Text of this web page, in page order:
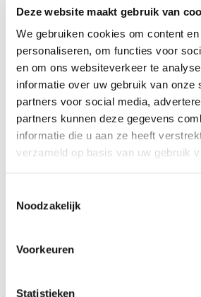
Deze website maakt gebruik van
We gebruiken cookies om content
personaliseren, om functies voor
en om ons websiteverkeer te
informatie over uw gebruik van onze
partners voor social media,
partners kunnen deze gegevens
informatie die u aan ze heeft
verzameld op basis van uw gebruik
Noodzakelijk
Voorkeuren
Statistieken
anderelaurier (prunus), coniferen
nauwkeurig door ons geselecteerd bij
De haagplanten worden vlak voor het
ze vers in de tuin kunnen worden
De getoonde plantprijzen zijn
bemeste potgrond en btw.Bij een
600,-die geleverd wordt binnen ons
voorrijkosten in rekening gebracht. Woon
Vanwege de huidige hoge
een andere bestelling in de buurt of op de
Brabant, Gelderland, Utrecht en Zuid-